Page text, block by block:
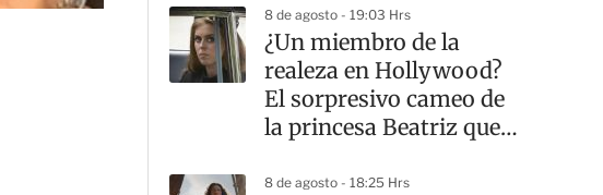
8 de agosto - 19:03 Hrs
¿Un miembro de la
realeza en Hollywood?
El sorpresivo cameo de
la princesa Beatriz que
8 de agosto - 18:25 Hrs